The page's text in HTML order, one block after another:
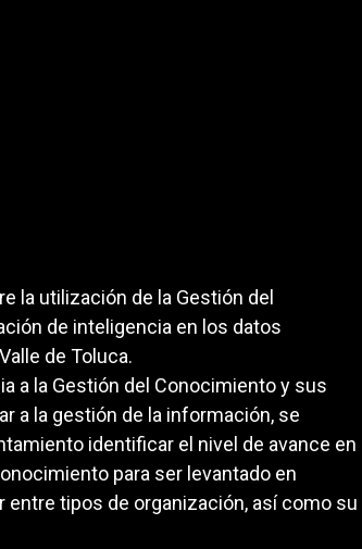
la utilización de la Gestión del
de inteligencia en los datos
de Toluca.
a la Gestión del Conocimiento y sus
a la gestión de la información, se
identificar el nivel de avance en
para ser levantado en
tipos de organización, así como su